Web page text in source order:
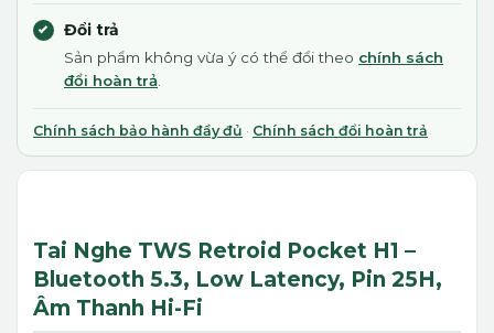
Đổi trả
Sản phẩm không vừa ý có thể đổi theo chính sách
đổi hoàn trả
Chính sách bảo hành đầy đủ · Chính sách đổi hoàn trả
Tai Nghe TWS Retroid Pocket H1 –
Bluetooth 5.3, Low Latency, Pin 25H,
Âm Thanh Hi-Fi